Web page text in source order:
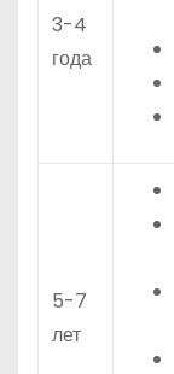
3-4
года
5-7
лет